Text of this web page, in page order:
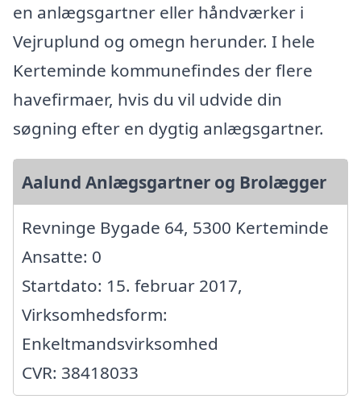
en anlægsgartner eller håndværker i
Vejruplund og omegn herunder. I hele
Kerteminde kommunefindes der flere
havefirmaer, hvis du vil udvide din
søgning efter en dygtig anlægsgartner.
Aalund Anlægsgartner og Brolægger
Revninge Bygade 64, 5300 Kerteminde
Ansatte: 0
Startdato: 15. februar 2017,
Virksomhedsform:
Enkeltmandsvirksomhed
CVR: 38418033